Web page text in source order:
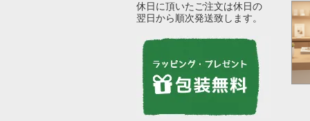
休日に頂いたご注文は休日の
翌日から順次発送致します。